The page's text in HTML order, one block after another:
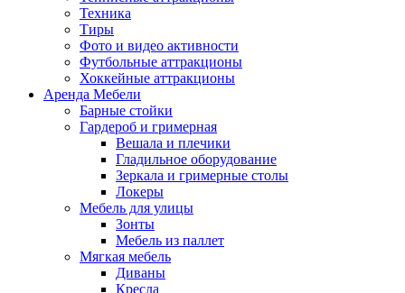
Техника
Тиры
Фото и видео активности
Футбольные аттракционы
Хоккейные аттракционы
Аренда Мебели
Барные стойки
Гардероб и гримерная
Вешала и плечики
Гладильное оборудование
Зеркала и гримерные столы
Локеры
Мебель для улицы
Зонты
Мебель из паллет
Мягкая мебель
Диваны
Кресла